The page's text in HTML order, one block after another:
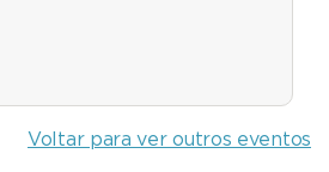
Voltar para ver outros eventos